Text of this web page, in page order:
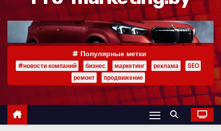
р
Популярные метки
#новости компаний бизнес маркетинг реклама
SEO
ремонт
продвижение